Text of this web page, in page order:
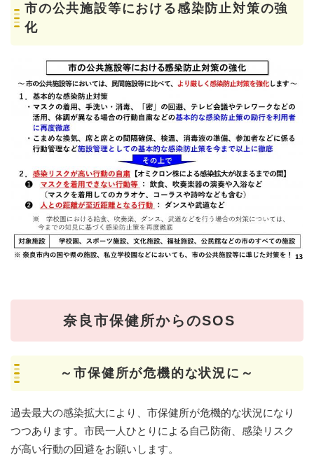
市の公共施設等における感染防止対策の強
化
奈良市保健所からのSOS
～市保健所が危機的な状況に～
過去最大の感染拡大により、市保健所が危機的な状況になり
つつあります。市民一人ひとりによる自己防衛、感染リスク
が高い行動の回避をお願いします。